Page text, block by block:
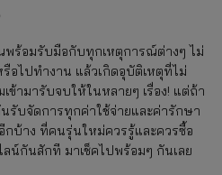
ร้อมรับมือกับทุกเหตุการณ์ต่างๆ ไม่
รือไปทำงาน แล้วเกิดอุบัติเหตุที่ไม่
ข้ามารับจบให้ในหลายๆ เรื่อง! แต่ถ้า
นรับจัดการทุกค่าใช้จ่ายและค่ารักษา
กบ้าง ที่คนรุ่นใหม่ควรรู้และควรซื้อ
น์กันสักที มาเช็คไปพร้อมๆ กันเลย